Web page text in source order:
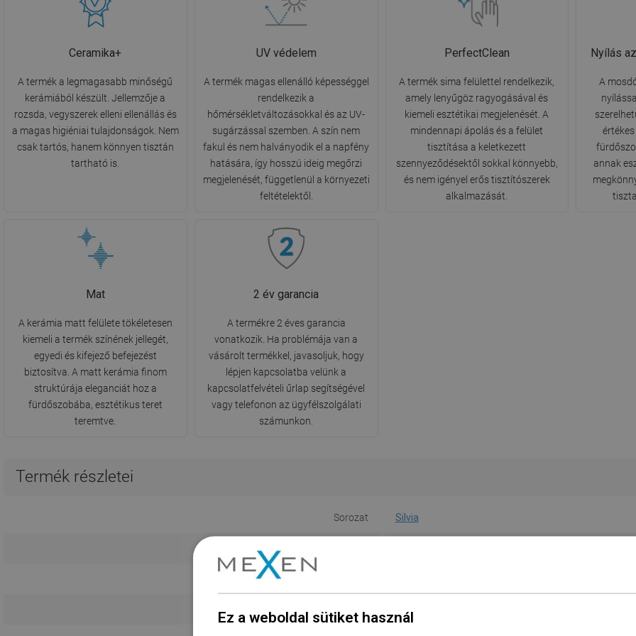
Ceramika+
A termék a legmagasabb minőségű
kerámiából készült. Jellemzője a
rozsda, vegyszerek elleni ellenállás és
a magas higiéniai tulajdonságok. Nem
csak tartós, hanem könnyen tisztán
tartható is.
UV védelem
A termék magas ellenálló képességgel
rendelkezik a
hőmérsékletváltozásokkal és az UV-
sugárzással szemben. A szín nem
fakul és nem halványodik el a napfény
hatására, így hosszú ideig megőrzi
megjelenését, függetlenül a környezeti
feltételektől.
PerfectClean
A termék sima felülettel rendelkezik,
amely lenyűgöz ragyogásával és
kiemeli esztétikai megjelenését. A
mindennapi ápolás és a felület
tisztítása a keletkezett
szennyeződésektől sokkal könnyebb,
és nem igényel erős tisztítószerek
alkalmazását.
Nyílás
A
annak
Mat
A kerámia matt felülete tökéletesen
kiemeli a termék színének jellegét,
egyedi és kifejező befejezést
biztosítva. A matt kerámia finom
struktúrája eleganciát hoz a
fürdőszobába, esztétikus teret
teremtve.
2 év garancia
A termékre 2 éves garancia
vonatkozik. Ha problémája van a
vásárolt termékkel, javasoljuk, hogy
lépjen kapcsolatba velünk a
kapcsolatfelvételi űrlap segítségével
vagy telefonon az ügyfélszolgálati
számunkon.
Termék részletei
Sorozat Silvia
Ez a weboldal sütiket használ